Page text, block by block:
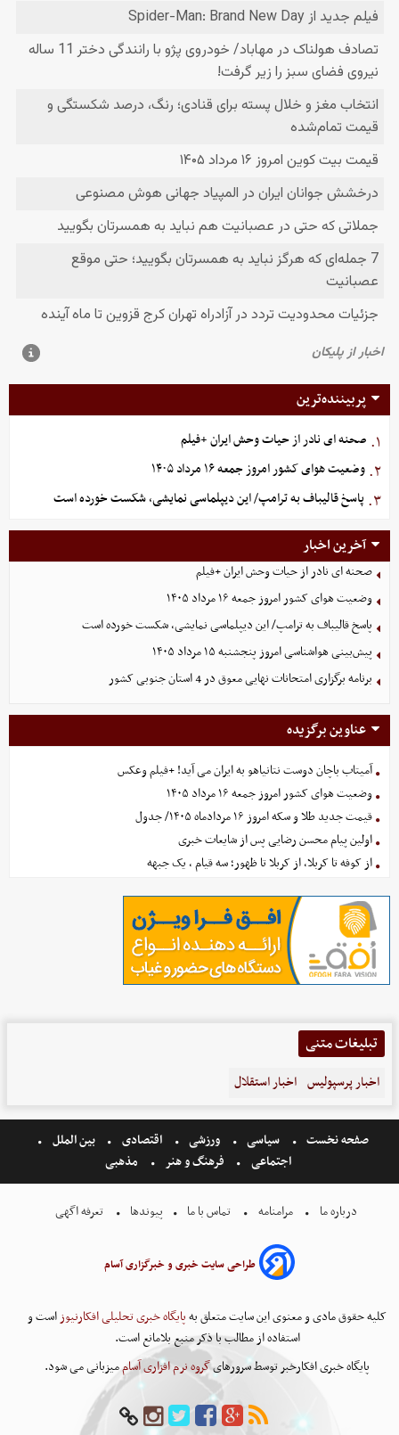
پربیننده‌ترین
۱. صحنه ای نادر از حیات وحش ایران +فیلم
۲. وضعیت هوای کشور امروز جمعه ۱۶ مرداد ۱۴۰۵
۳. پاسخ قالیباف به ترامپ/ این دیپلماسی نمایشی، شکست خورده است
آخرین اخبار
صحنه ای نادر از حیات وحش ایران +فیلم
وضعیت هوای کشور امروز جمعه ۱۶ مرداد ۱۴۰۵
پاسخ قالیباف به ترامپ/ این دیپلماسی نمایشی، شکست خورده است
پیش‌بینی هواشناسی امروز پنجشنبه ۱۵ مرداد ۱۴۰۵
برنامه برگزاری امتحانات نهایی معوق در 4 استان جنوبی کشور
عناوین برگزیده
آمیتاب باچان دوست نتانیاهو به ایران می آید! +فیلم وعکس
وضعیت هوای کشور امروز جمعه ۱۶ مرداد ۱۴۰۵
قیمت جدید طلا و سکه امروز ۱۶ مردادماه ۱۴۰۵/ جدول
اولین پیام محسن رضایی پس از شایعات خبری
از کوفه تا کربلا، از کربلا تا ظهور؛ سه قیام ، یک جبهه
تبلیغات متنی
اخبار پرسپولیس اخبار استقلال
صفحه نخست سیاسی ورزشی اقتصادی
بین الملل
اجتماعی
فرهنگ و هنر مذهبی
درباره ما مرامنامه تماس با ما پیوندها تعرفه اگهی
طراحی سایت خبری و خبرگزاری آسام
کلیه حقوق مادی و معنوی این سایت متعلق بهپایگاه خبری تحلیلی افکارنیوزاست و
استفاده از مطالب با ذکر منبع بلامانع است.
پایگاه خبری افکارخبر توسط سرورهایگروه نرم افزاری آساممیزبانی می شود.